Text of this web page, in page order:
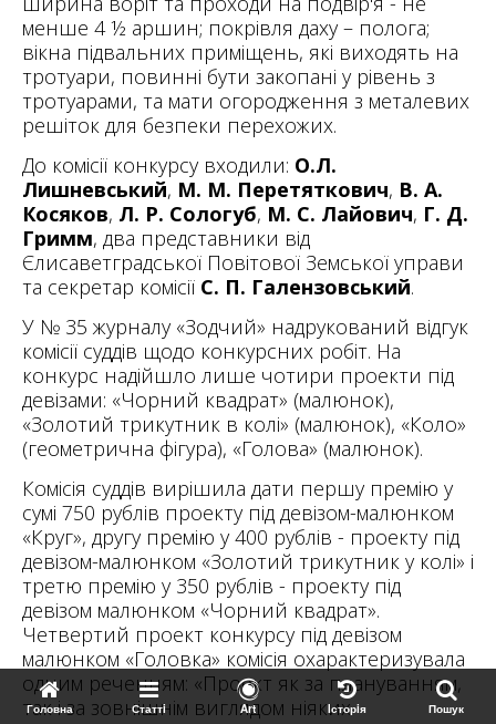
Головна Статтi Art Iсторiя Пошук
менше 4 ½ аршин; покрівля даху – полога;
вікна підвальних приміщень, які виходять на
тротуари, повинні бути закопані у рівень з
тротуарами, та мати огородження з металевих
решіток для безпеки перехожих.
До комісії конкурсу входили: О.Л.
Лишневський, М. М. Перетяткович, В. А.
Косяков, Л. Р. Сологуб, М. С. Лайович, Г. Д.
Гримм, два представники від
Єлисаветградської Повітової Земської управи
та секретар комісії С. П. Галензовський.
У № 35 журналу «Зодчий» надрукований відгук
комісії суддів щодо конкурсних робіт. На
конкурс надійшло лише чотири проекти під
девізами: «Чорний квадрат» (малюнок),
«Золотий трикутник в колі» (малюнок), «Коло»
(геометрична фігура), «Голова» (малюнок).
Комісія суддів вирішила дати першу премію у
сумі 750 рублів проекту під девізом-малюнком
«Круг», другу премію у 400 рублів - проекту під
девізом-малюнком «Золотий трикутник у колі» і
третю премію у 350 рублів - проекту під
девізом малюнком «Чорний квадрат».
Четвертий проект конкурсу під девізом
малюнком «Головка» комісія охарактеризувала
одним реченням: «Проект як за плануванням,
так і за зовнішнім виглядом ніяких